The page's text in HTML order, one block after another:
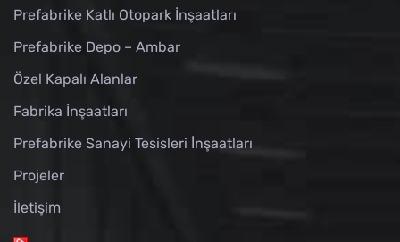
Prefabrike Katlı Otopark İnşaatları
Prefabrike Depo – Ambar
Özel Kapalı Alanlar
Fabrika İnşaatları
Prefabrike Sanayi Tesisleri İnşaatları
Projeler
İletişim